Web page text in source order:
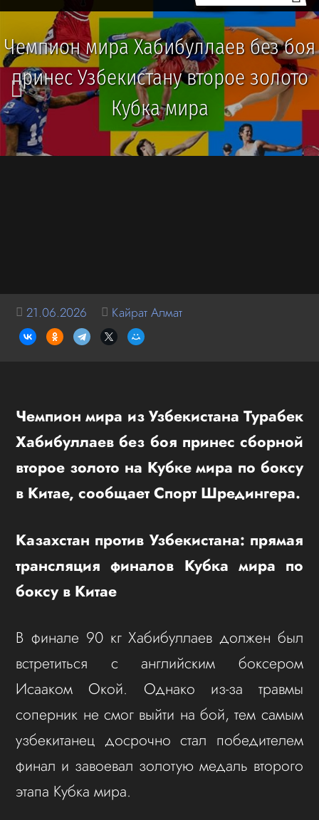
Чемпион мира Хабибуллаев без боя
принес Узбекистану второе золото
Кубка мира
21.06.2026 Кайрат Алмат
Чемпион мира из Узбекистана Турабек
Хабибуллаев без боя принес сборной
второе золото на Кубке мира по боксу
в Китае, сообщает Спорт Шредингера.
Казахстан против Узбекистана: прямая
трансляция финалов Кубка мира по
боксу в Китае
В финале 90 кг Хабибуллаев должен был
встретиться с английским боксером
Исааком Окой. Однако из-за травмы
соперник не смог выйти на бой, тем самым
узбекитанец досрочно стал победителем
финал и завоевал золотую медаль второго
этапа Кубка мира.